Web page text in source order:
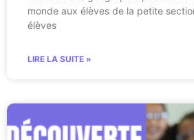
monde aux élèves de la petite
élèves
LIRE LA SUITE »